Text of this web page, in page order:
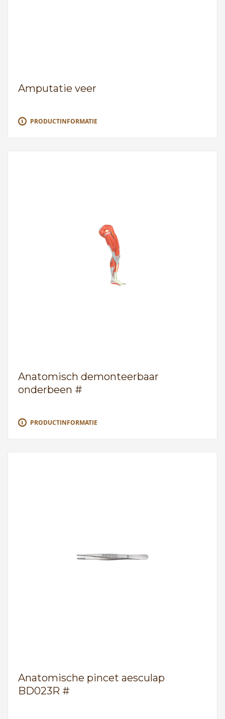
Amputatie veer
PRODUCTINFORMATIE
Anatomisch demonteerbaar
onderbeen #
PRODUCTINFORMATIE
Anatomische pincet aesculap
BD023R #